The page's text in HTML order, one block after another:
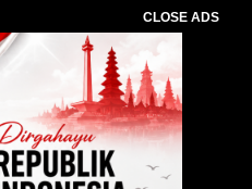
CLOSE ADS